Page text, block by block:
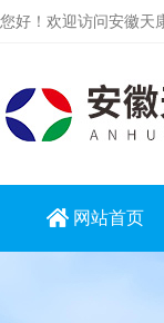
您好！欢迎访问安徽天
网站首页